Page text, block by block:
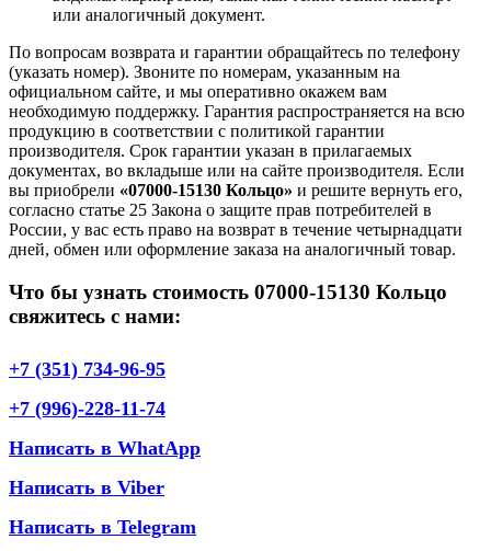
или аналогичный документ.
По вопросам возврата и гарантии обращайтесь по телефону
(указать номер). Звоните по номерам, указанным на
официальном сайте, и мы оперативно окажем вам
необходимую поддержку. Гарантия распространяется на всю
продукцию в соответствии с политикой гарантии
производителя. Срок гарантии указан в прилагаемых
документах, во вкладыше или на сайте производителя. Если
вы приобрели «07000-15130 Кольцо» и решите вернуть его,
согласно статье 25 Закона о защите прав потребителей в
России, у вас есть право на возврат в течение четырнадцати
дней, обмен или оформление заказа на аналогичный товар.
Что бы узнать стоимость 07000-15130 Кольцо
свяжитесь с нами:
+7 (351) 734-96-95
+7 (996)-228-11-74
Написать в WhatApp
Написать в Viber
Написать в Telegram